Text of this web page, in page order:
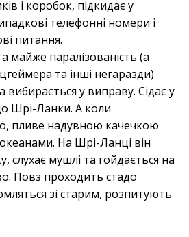
і коробок, підкидає у
телефонні номери і
питання.
майже паралізованість (а
та інші негаразди)
у виправу. Сідає у
Шрі-Ланки. А коли
пливе надувною качечкою
На Шрі-Ланці він
слухає мушлі та гойдається на
Повз проходить стадо
зі старим, розпитують